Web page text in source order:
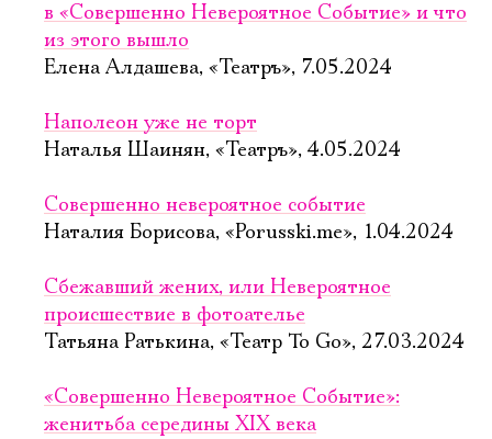
в «Совершенно Невероятное Событие» и что
из этого вышло
Елена Алдашева, «Театръ», 7.05.2024
Наполеон уже не торт
Наталья Шаинян, «Театръ», 4.05.2024
Совершенно невероятное событие
Наталия Борисова, «Porusski.me», 1.04.2024
Сбежавший жених, или Невероятное
происшествие в фотоателье
Татьяна Ратькина, «Театр To Go», 27.03.2024
«Совершенно Невероятное Событие»:
женитьба середины XIX века